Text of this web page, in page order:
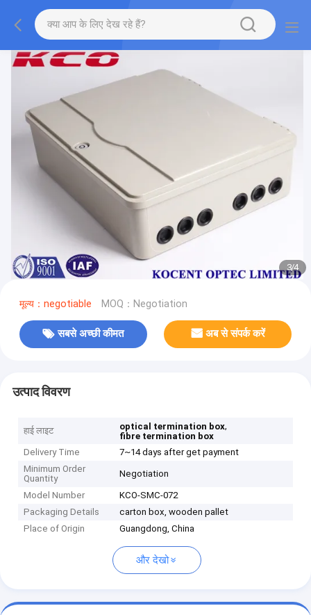
3/4
मूल्य：negotiable MOQ：Negotiation
सबसे अच्छी कीमत अब से संपर्क करें
उत्पाद विवरण
हाई लाइट optical termination box,
fibre termination box
Delivery Time
7~14 days after get payment
Minimum Order
Quantity
Negotiation
Model Number
KCO-SMC-072
Packaging Details
carton box, wooden pallet
Place of Origin
Guangdong, China
और देखो